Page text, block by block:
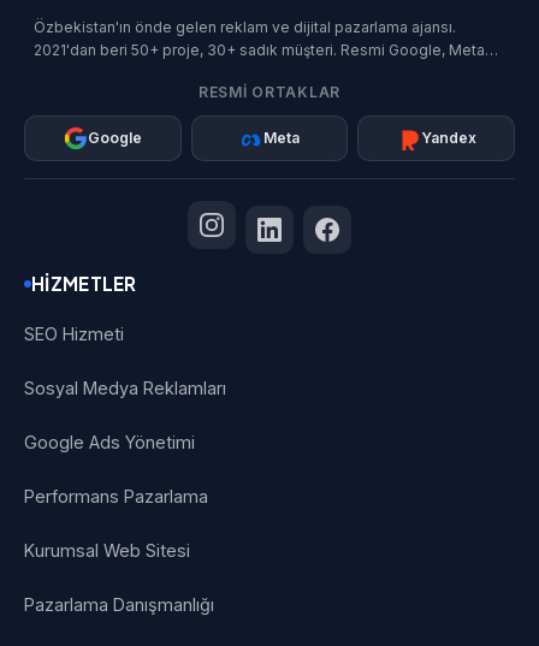
Özbekistan'ın önde gelen reklam ve dijital pazarlama ajansı.
2021'dan beri 50+ proje, 30+ sadık müşteri. Resmi Google, Meta
RESMI ORTAKLAR
Google Meta Yandex
HIZMETLER
SEO Hizmeti
Sosyal Medya Reklamları
Google Ads Yönetimi
Performans Pazarlama
Kurumsal Web Sitesi
Pazarlama Danışmanlığı